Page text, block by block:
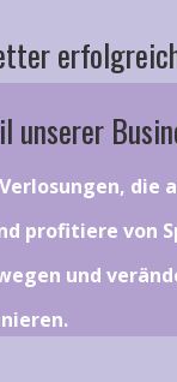
unserer
profitiere von
und